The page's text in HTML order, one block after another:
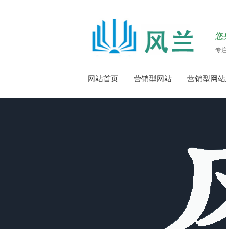
您
专
网站首页 营销型网站 营销型网